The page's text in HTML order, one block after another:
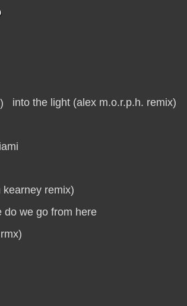
into the light (alex m.o.r.p.h. remix)
kearney remix)
do we go from here